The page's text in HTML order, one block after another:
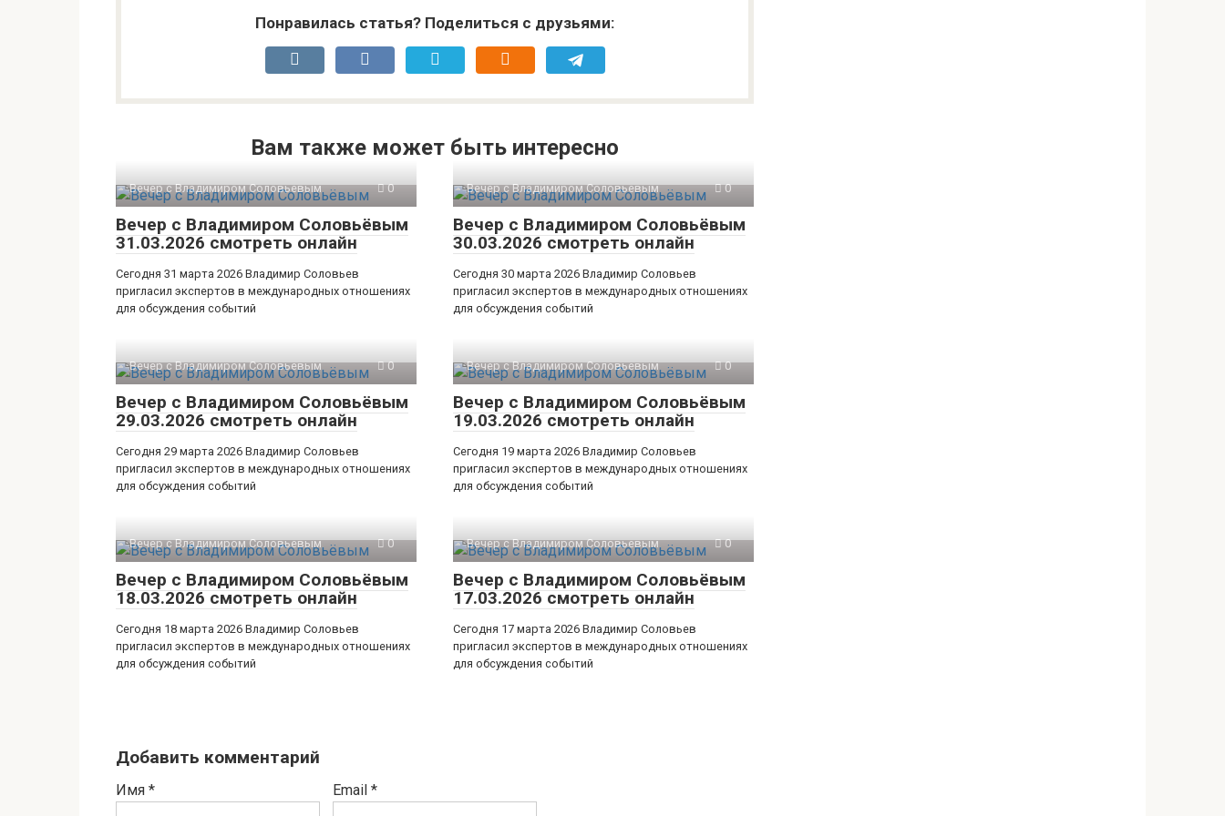
Понравилась статья? Поделиться с друзьями:
Вам также может быть интересно
Вечер с Владимиром Соловьевым 0
Вечер с Владимиром Соловьёвым
31.03.2026 смотреть онлайн
Сегодня 31 марта 2026 Владимир Соловьев
пригласил экспертов в международных отношениях
для обсуждения событий
Вечер с Владимиром Соловьевым 0
Вечер с Владимиром Соловьёвым
30.03.2026 смотреть онлайн
Сегодня 30 марта 2026 Владимир Соловьев
пригласил экспертов в международных отношениях
для обсуждения событий
Вечер с Владимиром Соловьевым 0
Вечер с Владимиром Соловьёвым
29.03.2026 смотреть онлайн
Сегодня 29 марта 2026 Владимир Соловьев
пригласил экспертов в международных отношениях
для обсуждения событий
Вечер с Владимиром Соловьевым 0
Вечер с Владимиром Соловьёвым
19.03.2026 смотреть онлайн
Сегодня 19 марта 2026 Владимир Соловьев
пригласил экспертов в международных отношениях
для обсуждения событий
Вечер с Владимиром Соловьевым 0
Вечер с Владимиром Соловьёвым
18.03.2026 смотреть онлайн
Сегодня 18 марта 2026 Владимир Соловьев
пригласил экспертов в международных отношениях
для обсуждения событий
Вечер с Владимиром Соловьевым 0
Вечер с Владимиром Соловьёвым
17.03.2026 смотреть онлайн
Сегодня 17 марта 2026 Владимир Соловьев
пригласил экспертов в международных отношениях
для обсуждения событий
Добавить комментарий
Имя * Email *